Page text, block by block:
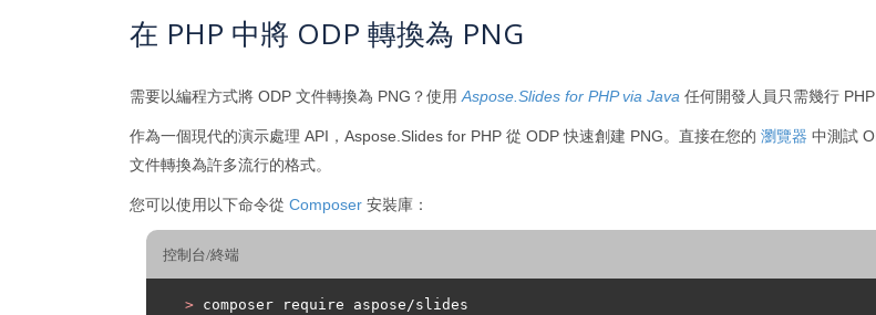
在 PHP 中將 ODP 轉換為 PNG
需要以編程方式將 ODP 文件轉換為 PNG？使用 Aspose.Slides for PHP via Java 任何開發人員只需幾行
作為一個現代的演示處理 API，Aspose.Slides for PHP 從 ODP 快速創建 PNG。直接在您的 瀏覽器 中測試
文件轉換為許多流行的格式。
您可以使用以下命令從 Composer 安裝庫：
控制台/終端
> composer require aspose/slides